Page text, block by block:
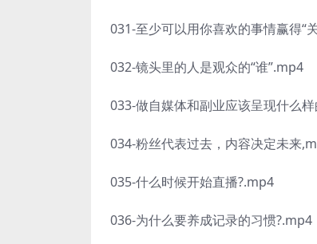
031-至少可以用你喜欢的事情赢得“
032-镜头里的人是观众的“谁”.mp4
033-做自媒体和副业应该呈现什么
034-粉丝代表过去，内容决定未来
035-什么时候开始直播?.mp4
036-为什么要养成记录的习惯?.mp4